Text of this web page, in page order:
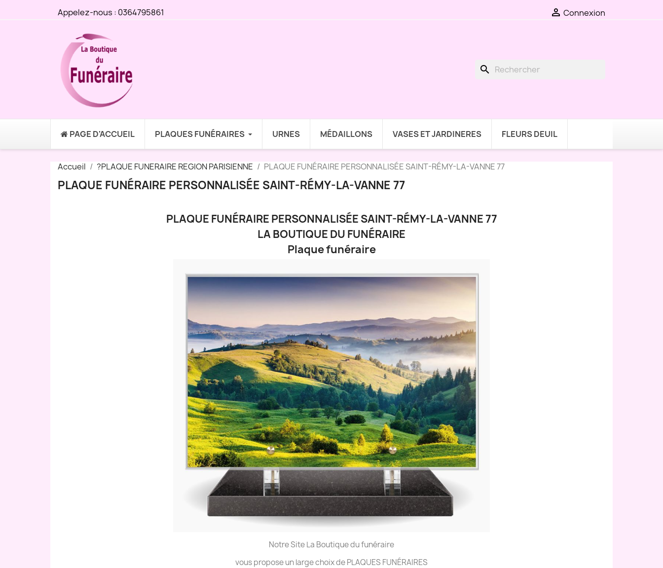
Appelez-nous : 0364795861  Connexion
search
PAGE D'ACCUEIL PLAQUES FUNÉRAIRES URNES MÉDAILLONS VASES ET JARDINERES FLEURS DEUIL
Accueil ?PLAQUE FUNERAIRE REGION PARISIENNE PLAQUE FUNÉRAIRE PERSONNALISÉE SAINT-RÉMY-LA-VANNE 77
PLAQUE FUNÉRAIRE PERSONNALISÉE SAINT-RÉMY-LA-VANNE 77
PLAQUE FUNÉRAIRE PERSONNALISÉE SAINT-RÉMY-LA-VANNE 77
LA BOUTIQUE DU FUNÉRAIRE
Plaque funéraire
Notre Site La Boutique du funéraire
vous propose un large choix de PLAQUES FUNÉRAIRES